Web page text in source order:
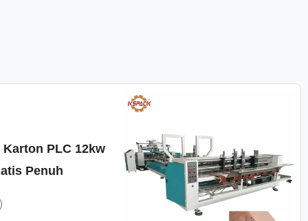
PLC 12kw
Penuh